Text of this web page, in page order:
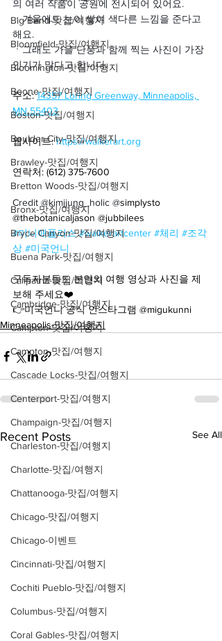
Big Bend-맛집/여행지
Bloomfield-맛집/여행지
Bloomington-맛집/여행지
Boone-맛집/여행지
Boston-맛집/여행지
Boulder City-맛집/여행지
Brawley-맛집/여행지
Bretton Woods-맛집/여행지
Bronx-맛집/여행지
Bryce Canyon-맛집/여행지
Buena Park-맛집/여행지
Calipatria-맛집/여행지
Cambridge-맛집/여행지
Campton-맛집/여행지
Campton-맛집/여행지
Cascade Locks-맛집/여행지
Centerport-맛집/여행지
Champaign-맛집/여행지
Charleston-맛집/여행지
Charlotte-맛집/여행지
Chattanooga-맛집/여행지
Chicago-맛집/여행지
Chicago-이벤트
Cincinnati-맛집/여행지
Cochiti Pueblo-맛집/여행지
Columbus-맛집/여행지
Coral Gables-맛집/여행지
의 여러 작품이 공원에 전시되어 있어요.
ㆍ겨울에도 눈이 쌓여 색다른 느낌을 준다고
해요.
ㆍ그래도 가을 단풍과 함께 찍는 사진이 가장
인기가 많다고 합니다.
주소: 14357 Loring Greenway, Minneapolis,
MN 55403
웹사이트: https://walkerart.org
연락처: (612) 375-7600
Credit @kimjjung_holic @simplysto
@thebotanicaljason @jubbilees
#미니애폴리스 #walkerartcenter #체리 #조각
상 #미국언니
구독자분들도 본인의 여행 영상과 사진을 제
보해 주세요❤️
👉미국언니 공식 인스타그램 @migukunni
Minneapolis-맛집/여행지
Recent Posts See All